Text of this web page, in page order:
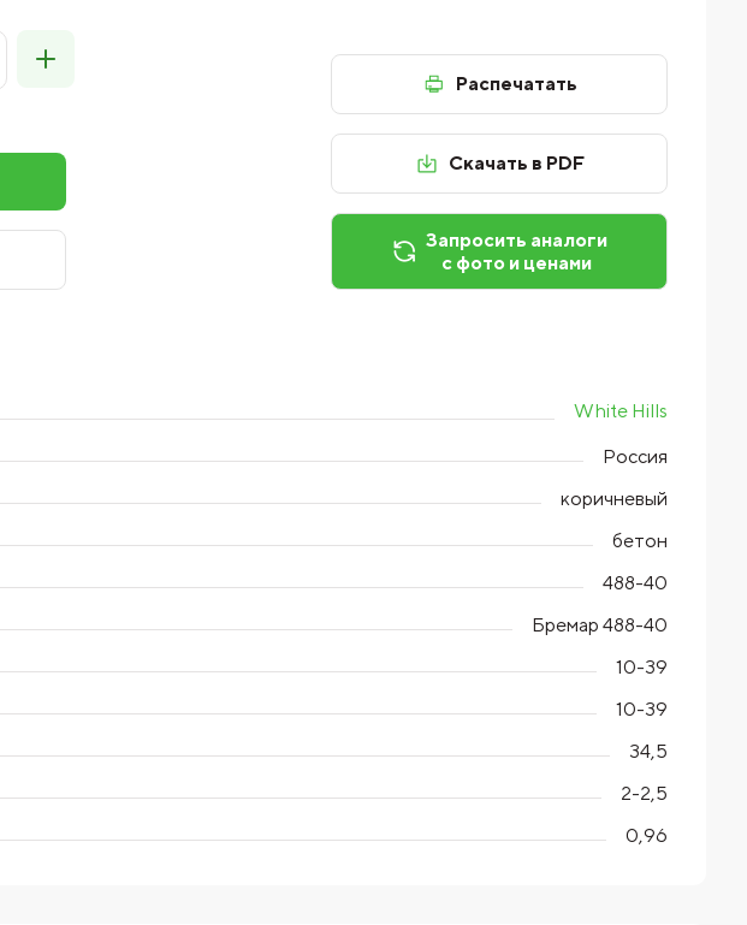
Распечатать
Скачать в PDF
Запросить аналоги
с фото и ценами
White Hills
Россия
коричневый
бетон
488-40
Бремар 488-40
10-39
10-39
34,5
2-2,5
0,96